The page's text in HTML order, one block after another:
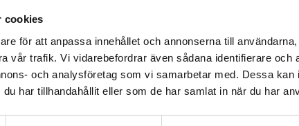
cookies
för att anpassa innehållet och annonserna till
vår trafik. Vi vidarebefordrar även sådana identifierare och
och analysföretag som vi samarbetar med. Dessa
har tillhandahållit eller som de har samlat in när du har